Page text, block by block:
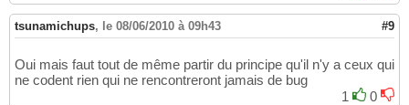
tsunamichups, le 08/06/2010 à 09h43 #9
Oui mais faut tout de même partir du principe qu'il n'y a ceux qui
ne codent rien qui ne rencontreront jamais de bug
1
0